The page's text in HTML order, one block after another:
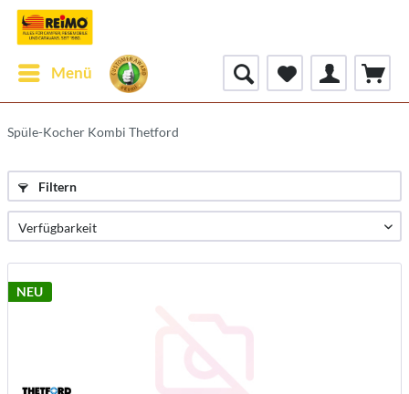
Menü
Spüle-Kocher Kombi Thetford
Filtern
NEU